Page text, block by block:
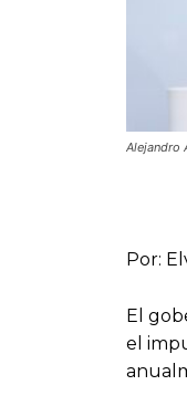
Alejandro
Por:
El
el